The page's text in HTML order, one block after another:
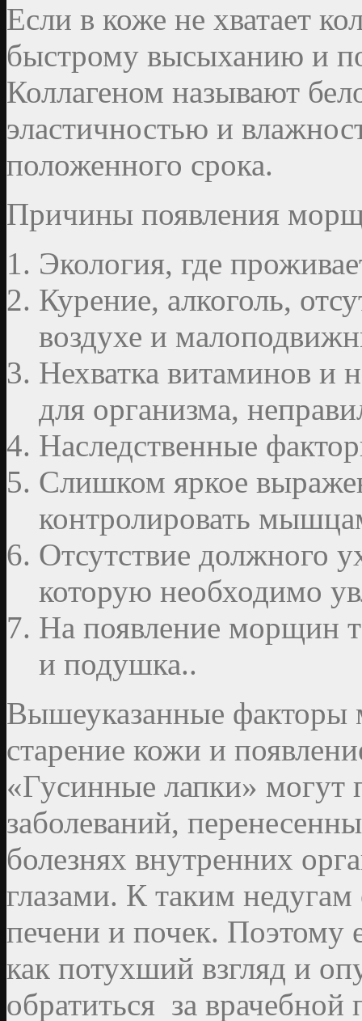
Если в коже не хватает
быстрому высыханию и
Коллагеном называют
эластичностью и
положенного срока.
Причины появления
Экология, где
Курение, алкоголь,
воздухе и
Нехватка витаминов и
для организма,
Наследственные
Слишком яркое
контролировать
Отсутствие должного
которую необходимо
На появление морщин
и подушка..
Вышеуказанные факторы
старение кожи и
«Гусинные лапки» могут
заболеваний,
болезнях внутренних
глазами. К таким недугам
печени и почек. Поэтому
как потухший взгляд и
обратиться за